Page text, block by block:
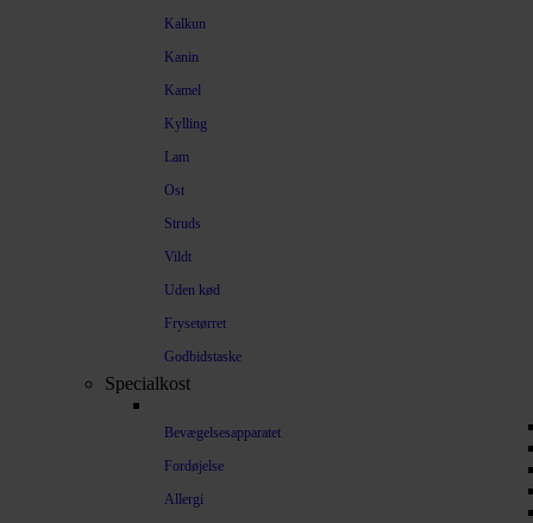
Kalkun
Kanin
Kamel
Kylling
Lam
Ost
Struds
Vildt
Uden kød
Frysetørret
Godbidstaske
Specialkost
Bevægelsesapparatet
Fordøjelse
Allergi